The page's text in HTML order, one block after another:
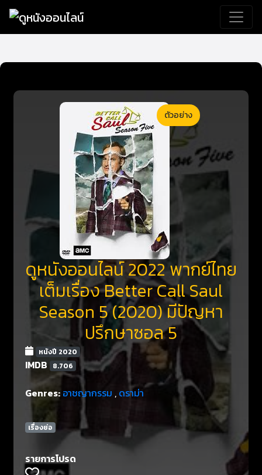
ตัวอย่าง
ดูหนังออนไลน์ 2022 พากย์ไทย
เต็มเรื่อง Better Call Saul
Season 5 (2020) มีปัญหา
ปรึกษาซอล 5
หนังปี 2020
IMDB 8.706
Genres: อาชญากรรม , ดราม่า
เรื่องย่อ
รายการโปรด